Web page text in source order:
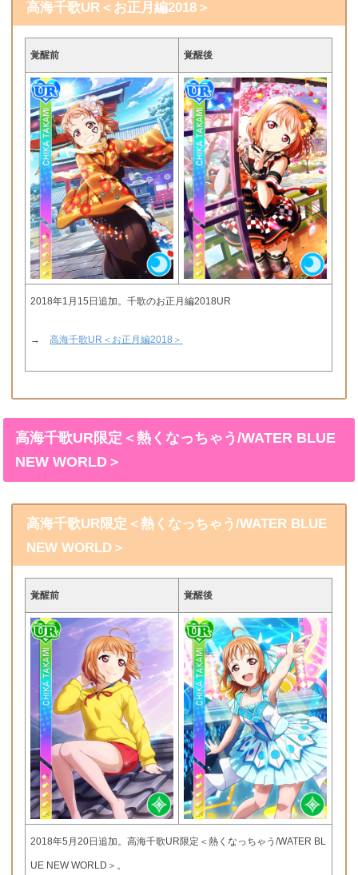
高海千歌UR＜お正月編2018＞
覚醒前 覚醒後
2018年1月15日追加。千歌のお正月編2018UR
→高海千歌UR＜お正月編2018＞
高海千歌UR限定＜熱くなっちゃう/WATER BLUE
NEW WORLD＞
高海千歌UR限定＜熱くなっちゃう/WATER BLUE
NEW WORLD＞
覚醒前 覚醒後
2018年5月20日追加。高海千歌UR限定＜熱くなっちゃう/WATER BL
UE NEW WORLD＞。